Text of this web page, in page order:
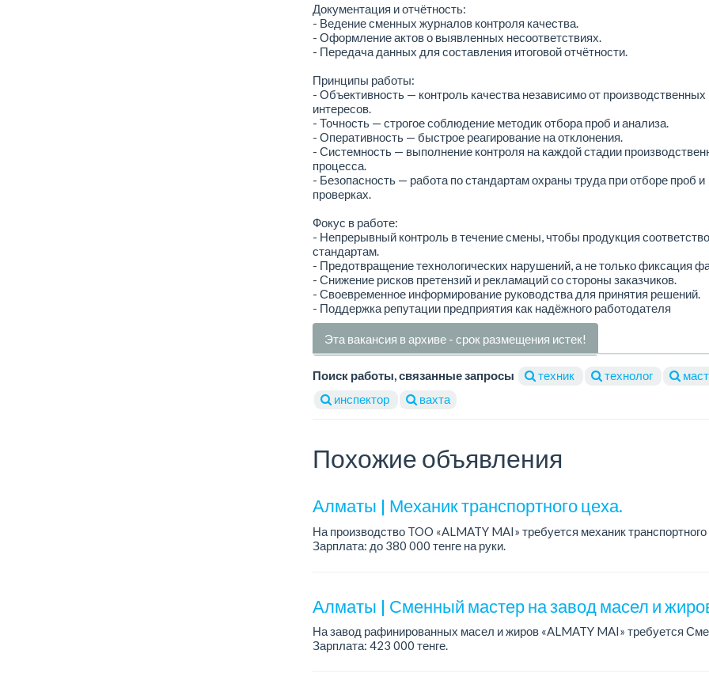
Документация и отчётность:
- Ведение сменных журналов контроля качества.
- Оформление актов о выявленных несоответствиях.
- Передача данных для составления итоговой отчётности.
Принципы работы:
- Объективность — контроль качества независимо от производственных
интересов.
- Точность — строгое соблюдение методик отбора проб и анализа.
- Оперативность — быстрое реагирование на отклонения.
- Системность — выполнение контроля на каждой стадии
процесса.
- Безопасность — работа по стандартам охраны труда при отборе проб и
проверках.
Фокус в работе:
- Непрерывный контроль в течение смены, чтобы продукция
стандартам.
- Предотвращение технологических нарушений, а не только фиксация
- Снижение рисков претензий и рекламаций со стороны заказчиков.
- Своевременное информирование руководства для принятия решений.
- Поддержка репутации предприятия как надёжного работодателя
Эта вакансия в архиве - срок размещения истек!
Поиск работы, связанные запросы техник технолог
инспектор
вахта
Похожие объявления
Алматы | Механик транспортного цеха.
На производство TOO «ALMATY MAI» требуется механик транспортного
Зарплата: до 380 000 тенге на руки.
Алматы | Сменный мастер на завод масел и
На завод рафинированных масел и жиров «ALMATY MAI» требуется
Зарплата: 423 000 тенге.